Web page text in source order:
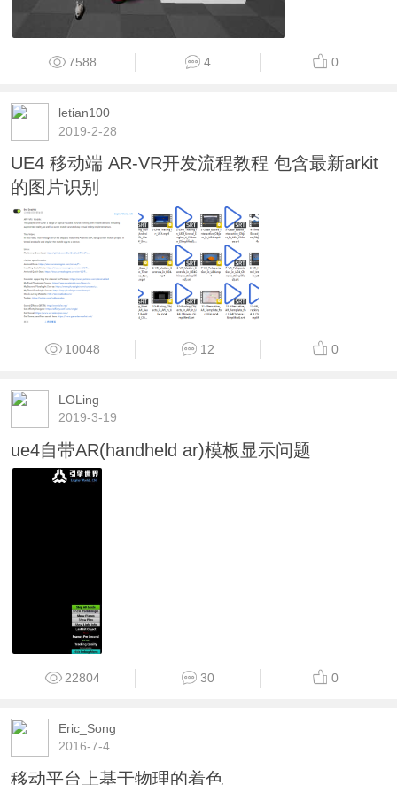
7588 4 0
letian100
2019-2-28
UE4 移动端 AR-VR开发流程教程 包含最新arkit
的图片识别
10048 12 0
LOLing
2019-3-19
ue4自带AR(handheld ar)模板显示问题
22804 30 0
Eric_Song
2016-7-4
移动平台上基于物理的着色